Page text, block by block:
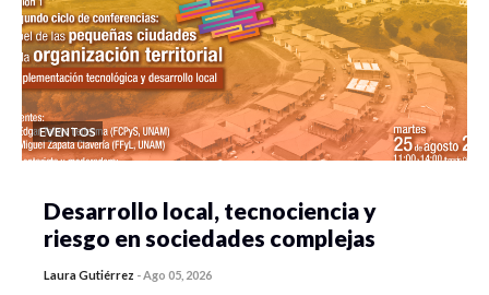
EVENTOS
Desarrollo local, tecnociencia y
riesgo en sociedades complejas
Laura Gutiérrez -Ago 05, 2026